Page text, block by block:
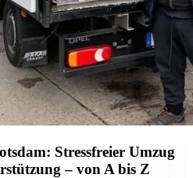
Stressfreier Umzug
– von A bis Z